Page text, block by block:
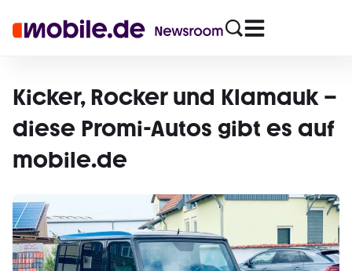
Kicker, Rocker und Klamauk –
diese Promi-Autos gibt es auf
mobile.de